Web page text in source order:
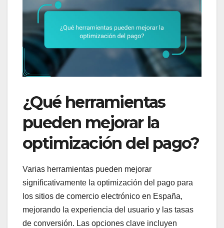
¿Qué herramientas
pueden mejorar la
optimización del pago?
Varias herramientas pueden mejorar
significativamente la optimización del pago para
los sitios de comercio electrónico en España,
mejorando la experiencia del usuario y las tasas
de conversión. Las opciones clave incluyen